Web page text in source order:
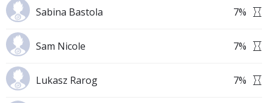
Sabina Bastola 7%
Sam Nicole 7%
Lukasz Rarog 7%